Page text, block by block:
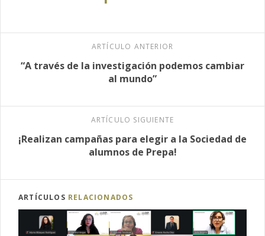
ARTÍCULO ANTERIOR
“A través de la investigación podemos cambiar
al mundo”
ARTÍCULO SIGUIENTE
¡Realizan campañas para elegir a la Sociedad de
alumnos de Prepa!
ARTÍCULOS RELACIONADOS